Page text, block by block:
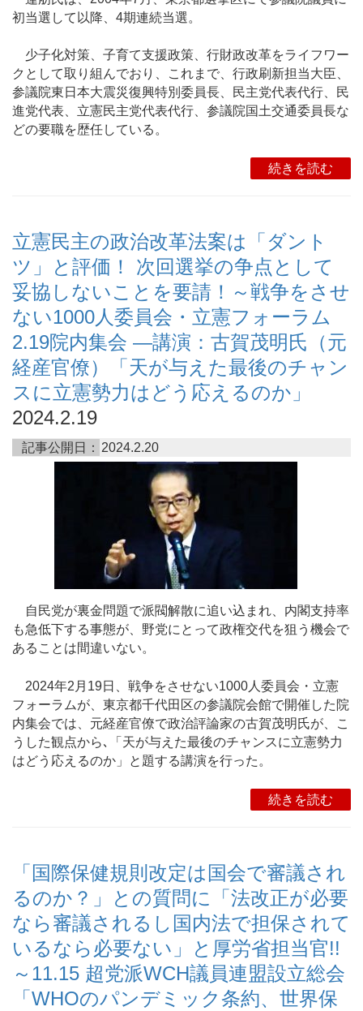
初当選して以降、4期連続当選。
少子化対策、子育て支援政策、行財政改革をライフワー
クとして取り組んでおり、これまで、行政刷新担当大臣、
参議院東日本大震災復興特別委員長、民主党代表代行、民
進党代表、立憲民主党代表代行、参議院国土交通委員長な
どの要職を歴任している。
続きを読む
立憲民主の政治改革法案は「ダント
ツ」と評価！ 次回選挙の争点として
妥協しないことを要請！～戦争をさせ
ない1000人委員会・立憲フォーラム
2.19院内集会 ―講演：古賀茂明氏（元
経産官僚）「天が与えた最後のチャン
スに立憲勢力はどう応えるのか」
2024.2.19
記事公開日： 2024.2.20
自民党が裏金問題で派閥解散に追い込まれ、内閣支持率
も急低下する事態が、野党にとって政権交代を狙う機会で
あることは間違いない。
2024年2月19日、戦争をさせない1000人委員会・立憲
フォーラムが、東京都千代田区の参議院会館で開催した院
内集会では、元経産官僚で政治評論家の古賀茂明氏が、こ
うした観点から､「天が与えた最後のチャンスに立憲勢力
はどう応えるのか」と題する講演を行った。
続きを読む
「国際保健規則改定は国会で審議され
るのか？」との質問に「法改正が必要
なら審議されるし国内法で担保されて
いるなら必要ない」と厚労省担当官!!
～11.15 超党派WCH議員連盟設立総会
「WHOのパンデミック条約、世界保